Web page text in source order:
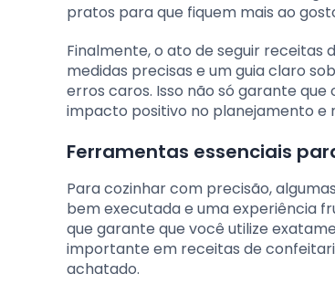
pratos para que fiquem mais ao
Finalmente, o ato de seguir receitas
medidas precisas e um guia claro
erros caros. Isso não só garante
impacto positivo no planejamento e
Ferramentas essenciais
Para cozinhar com precisão,
bem executada e uma experiência
que garante que você utilize
importante em receitas de
achatado.